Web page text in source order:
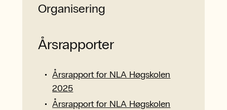
Organisering
Organisasjonsplan NLA Høgskolen
Årsrapporter
Årsrapport for NLA Høgskolen
2025
Årsrapport for NLA Høgskolen